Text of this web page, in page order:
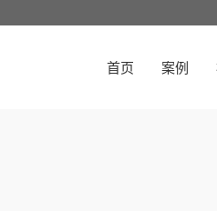
首页 案例